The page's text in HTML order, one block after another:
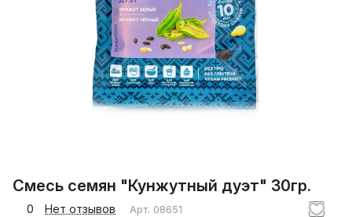
Смесь семян "Кунжутный дуэт" 30гр.
0 Нет отзывов Арт. 08651